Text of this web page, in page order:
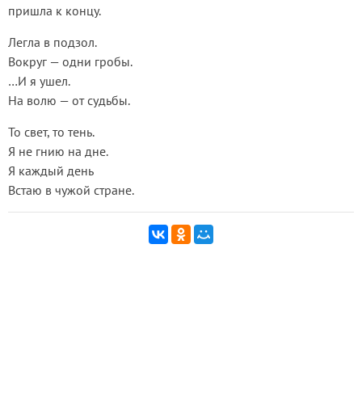
пришла к концу.
Легла в подзол.
Вокруг — одни гробы.
…И я ушел.
На волю — от судьбы.
То свет, то тень.
Я не гнию на дне.
Я каждый день
Встаю в чужой стране.